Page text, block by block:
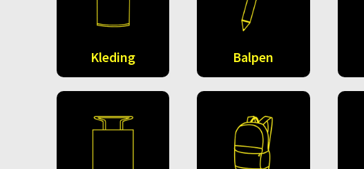
Kleding Balpen